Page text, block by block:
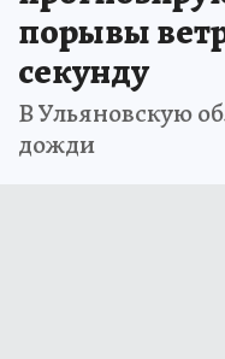
порывы
секунду
В Ульяновскую
дожди